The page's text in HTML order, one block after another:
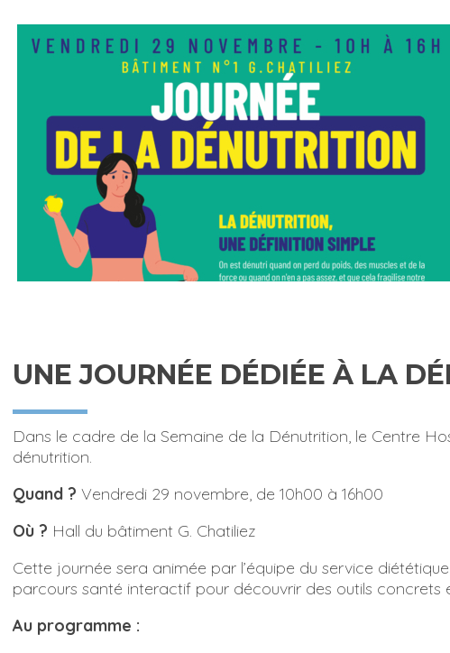
UNE JOURNÉE DÉDIÉE À LA
Dans le cadre de la Semaine de la Dénutrition, le Centre
dénutrition.
Quand ? Vendredi 29 novembre, de 10h00 à 16h00
Où ? Hall du bâtiment G. Chatiliez
Cette journée sera animée par l’équipe du service
parcours santé interactif pour découvrir des outils concrets
Au programme :